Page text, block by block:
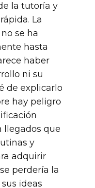
la tutoría y
La
se ha
hasta
haber
ni su
de explicarlo
hay peligro
llegados que
y
adquirir
perdería la
ideas